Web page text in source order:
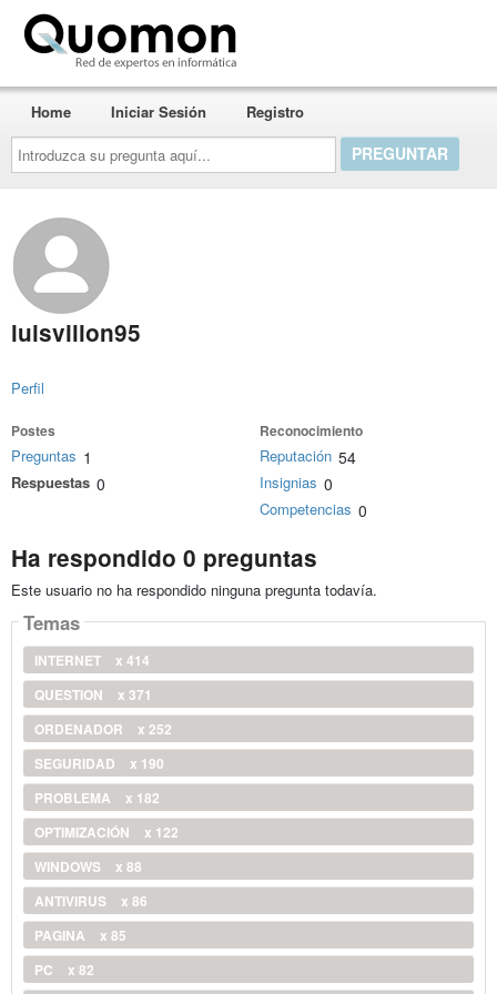
Introduzca
su
pregunta
aquí...
Home Iniciar Sesión Registro
luisvillon95
Perfil
Postes
Preguntas 1
Respuestas 0
Reconocimiento
Reputación 54
Insignias 0
Competencias 0
Ha respondido 0 preguntas
Este usuario no ha respondido ninguna pregunta todavía.
Temas
INTERNET
x 414
QUESTION
x 371
ORDENADOR
x 252
SEGURIDAD
x 190
PROBLEMA
x 182
OPTIMIZACIÓN
x 122
WINDOWS
x 88
ANTIVIRUS
x 86
PAGINA
x 85
PC
x 82